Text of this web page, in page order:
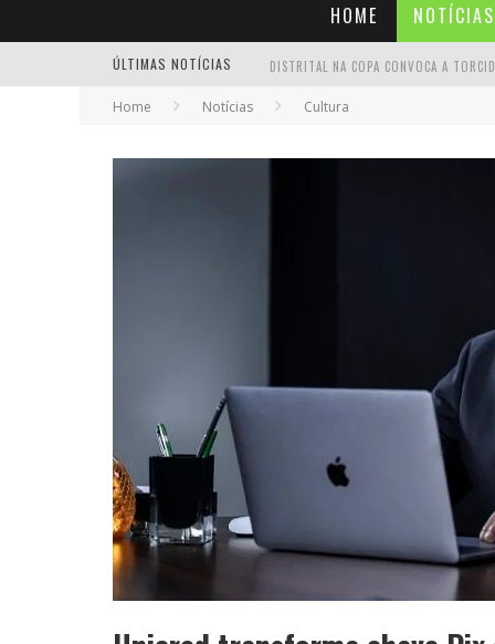
HOME NOTÍCIAS
ÚLTIMAS NOTÍCIAS
Home Notícias Cultura